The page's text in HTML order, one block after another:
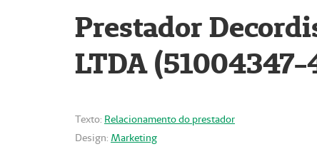
Prestador
LTDA (51004347-
Texto: Relacionamento do prestador
Design: Marketing